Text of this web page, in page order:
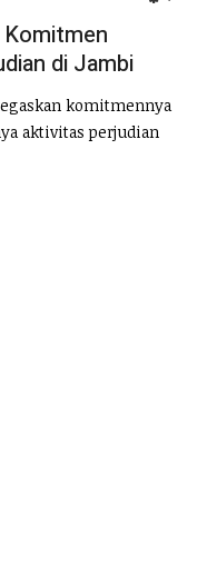
Komitmen
di Jambi
komitmennya
aktivitas perjudian